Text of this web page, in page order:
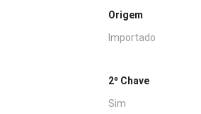
Origem
Importado
2º Chave
Sim